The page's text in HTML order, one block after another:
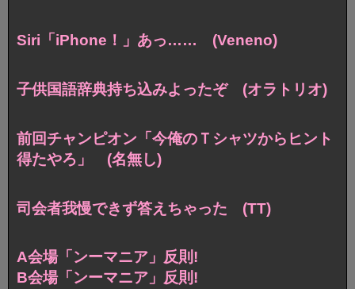
Siri「iPhone！」あっ…… (Veneno)
子供国語辞典持ち込みよったぞ (オラトリオ)
前回チャンピオン「今俺のＴシャツからヒント
得たやろ」 (名無し)
司会者我慢できず答えちゃった (TT)
A会場「ンーマニア」反則!
B会場「ンーマニア」反則!